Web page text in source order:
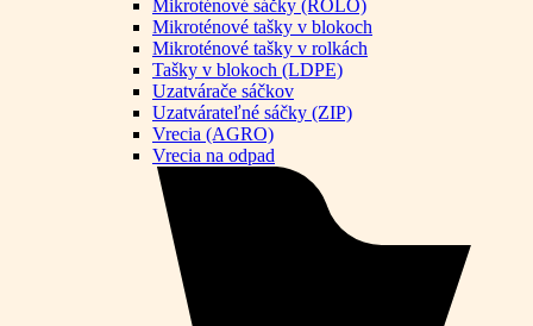
Mikroténové sáčky (ROLO)
Mikroténové tašky v blokoch
Mikroténové tašky v rolkách
Tašky v blokoch (LDPE)
Uzatvárače sáčkov
Uzatvárateľné sáčky (ZIP)
Vrecia (AGRO)
Vrecia na odpad